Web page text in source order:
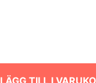
LÄGG TILL I